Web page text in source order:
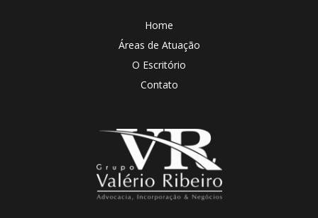
Home
Áreas de Atuação
O Escritório
Contato